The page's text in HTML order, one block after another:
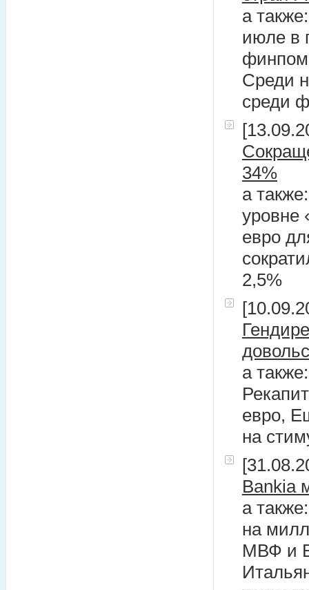
а
июле в
Среди
среди
34%
а
уровне
евро
2,5%
а
евро,
на
Bankia
а
на
МВФ и